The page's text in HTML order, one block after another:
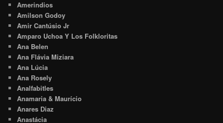
Amerindios
Amilson Godoy
Amir Cantúsio Jr
Amparo Uchoa Y Los Folkloritas
Ana Belen
Ana Flávia Miziara
Ana Lúcia
Ana Rosely
Analfabitles
Anamaria & Maurício
Anares Diaz
Anastácia